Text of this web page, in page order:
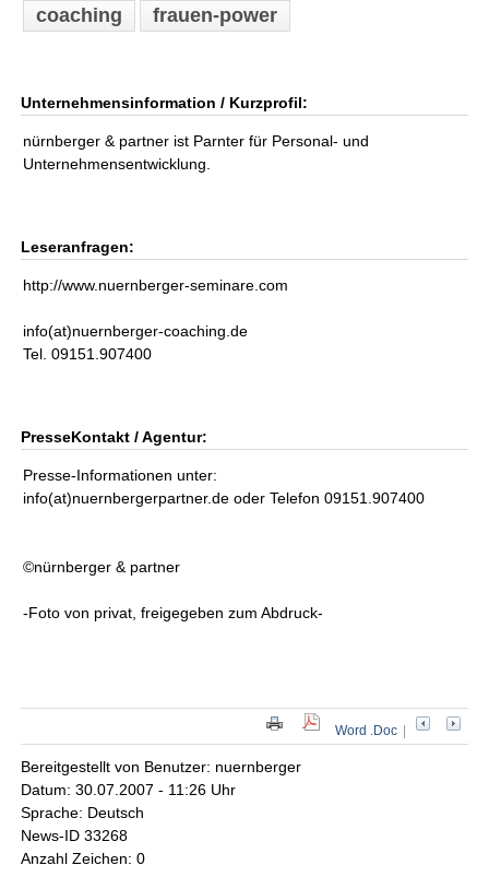
coaching
frauen-power
Unternehmensinformation / Kurzprofil:
nürnberger & partner ist Parnter für Personal- und
Unternehmensentwicklung.
Leseranfragen:
http://www.nuernberger-seminare.com
info(at)nuernberger-coaching.de
Tel. 09151.907400
PresseKontakt / Agentur:
Presse-Informationen unter:
info(at)nuernbergerpartner.de oder Telefon 09151.907400
©nürnberger & partner
-Foto von privat, freigegeben zum Abdruck-
Word .Doc
Bereitgestellt von Benutzer: nuernberger
Datum: 30.07.2007 - 11:26 Uhr
Sprache: Deutsch
News-ID 33268
Anzahl Zeichen: 0